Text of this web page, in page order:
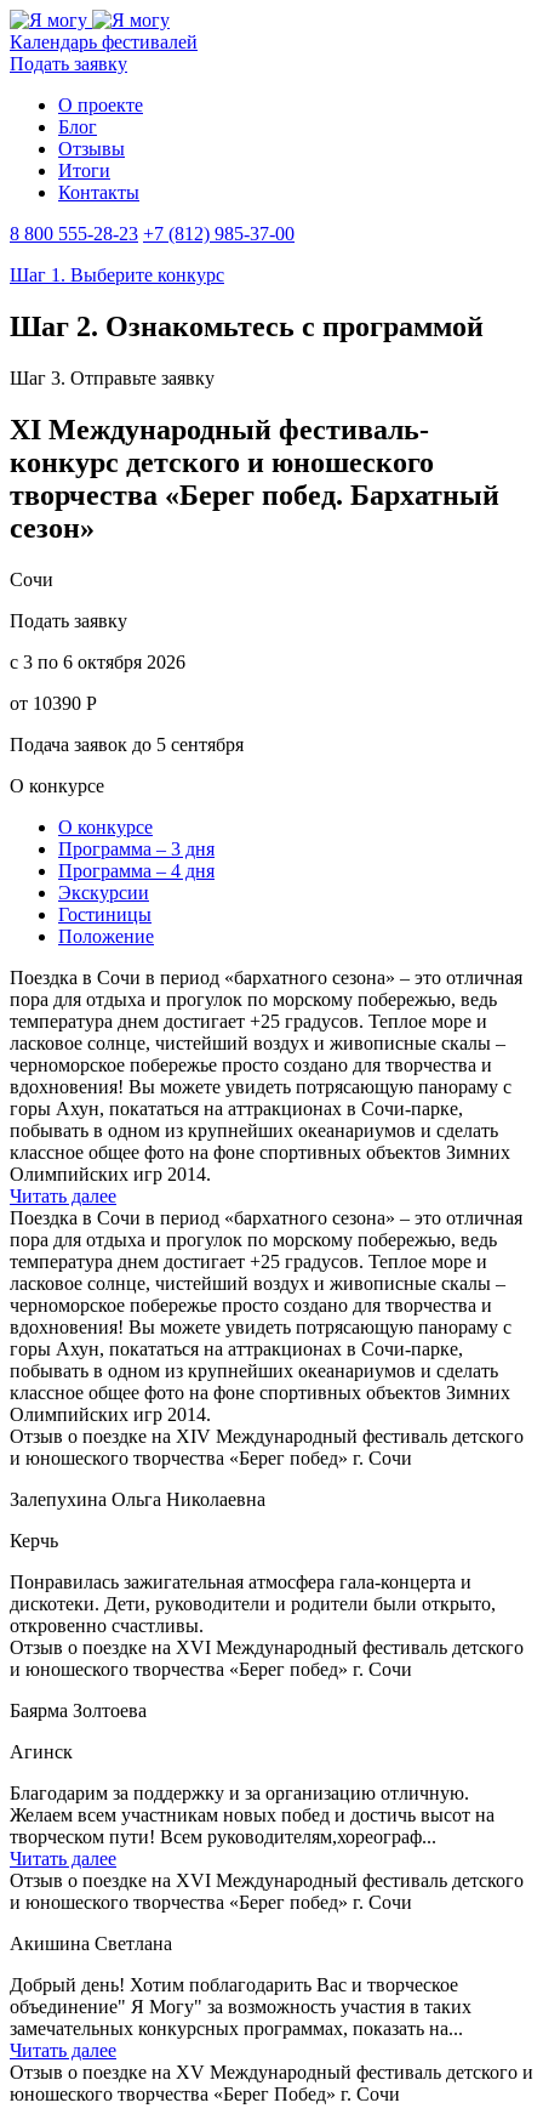
Календарь фестивалей
Подать заявку
О проекте
Блог
Отзывы
Итоги
Контакты
8 800 555-28-23 +7 (812) 985-37-00
Шаг 1. Выберите конкурс
Шаг 2. Ознакомьтесь с программой
Шаг 3. Отправьте заявку
XI Международный фестиваль-
конкурс детского и юношеского
творчества «Берег побед. Бархатный
сезон»
Сочи
Подать заявку
c 3 по 6 октября 2026
от 10390 Р
Подача заявок до 5 сентября
О конкурсе
О конкурсе
Программа – 3 дня
Программа – 4 дня
Экскурсии
Гостиницы
Положение
Поездка в Сочи в период «бархатного сезона» – это отличная
пора для отдыха и прогулок по морскому побережью, ведь
температура днем достигает +25 градусов. Теплое море и
ласковое солнце, чистейший воздух и живописные скалы –
черноморское побережье просто создано для творчества и
вдохновения! Вы можете увидеть потрясающую панораму с
горы Ахун, покататься на аттракционах в Сочи-парке,
побывать в одном из крупнейших океанариумов и сделать
классное общее фото на фоне спортивных объектов Зимних
Олимпийских игр 2014.
Читать далее
Поездка в Сочи в период «бархатного сезона» – это отличная
пора для отдыха и прогулок по морскому побережью, ведь
температура днем достигает +25 градусов. Теплое море и
ласковое солнце, чистейший воздух и живописные скалы –
черноморское побережье просто создано для творчества и
вдохновения! Вы можете увидеть потрясающую панораму с
горы Ахун, покататься на аттракционах в Сочи-парке,
побывать в одном из крупнейших океанариумов и сделать
классное общее фото на фоне спортивных объектов Зимних
Олимпийских игр 2014.
Отзыв о поездке на XIV Международный фестиваль детского
и юношеского творчества «Берег побед» г. Сочи
Залепухина Ольга Николаевна
Керчь
Понравилась зажигательная атмосфера гала-концерта и
дискотеки. Дети, руководители и родители были открыто,
откровенно счастливы.
Отзыв о поездке на XVI Международный фестиваль детского
и юношеского творчества «Берег побед» г. Сочи
Баярма Золтоева
Агинск
Благодарим за поддержку и за организацию отличную.
Желаем всем участникам новых побед и достичь высот на
творческом пути! Всем руководителям,хореограф...
Читать далее
Отзыв о поездке на XVI Международный фестиваль детского
и юношеского творчества «Берег побед» г. Сочи
Акишина Светлана
Добрый день! Хотим поблагодарить Вас и творческое
объединение" Я Могу" за возможность участия в таких
замечательных конкурсных программах, показать на...
Читать далее
Отзыв о поездке на XV Международный фестиваль детского и
юношеского творчества «Берег Побед» г. Сочи